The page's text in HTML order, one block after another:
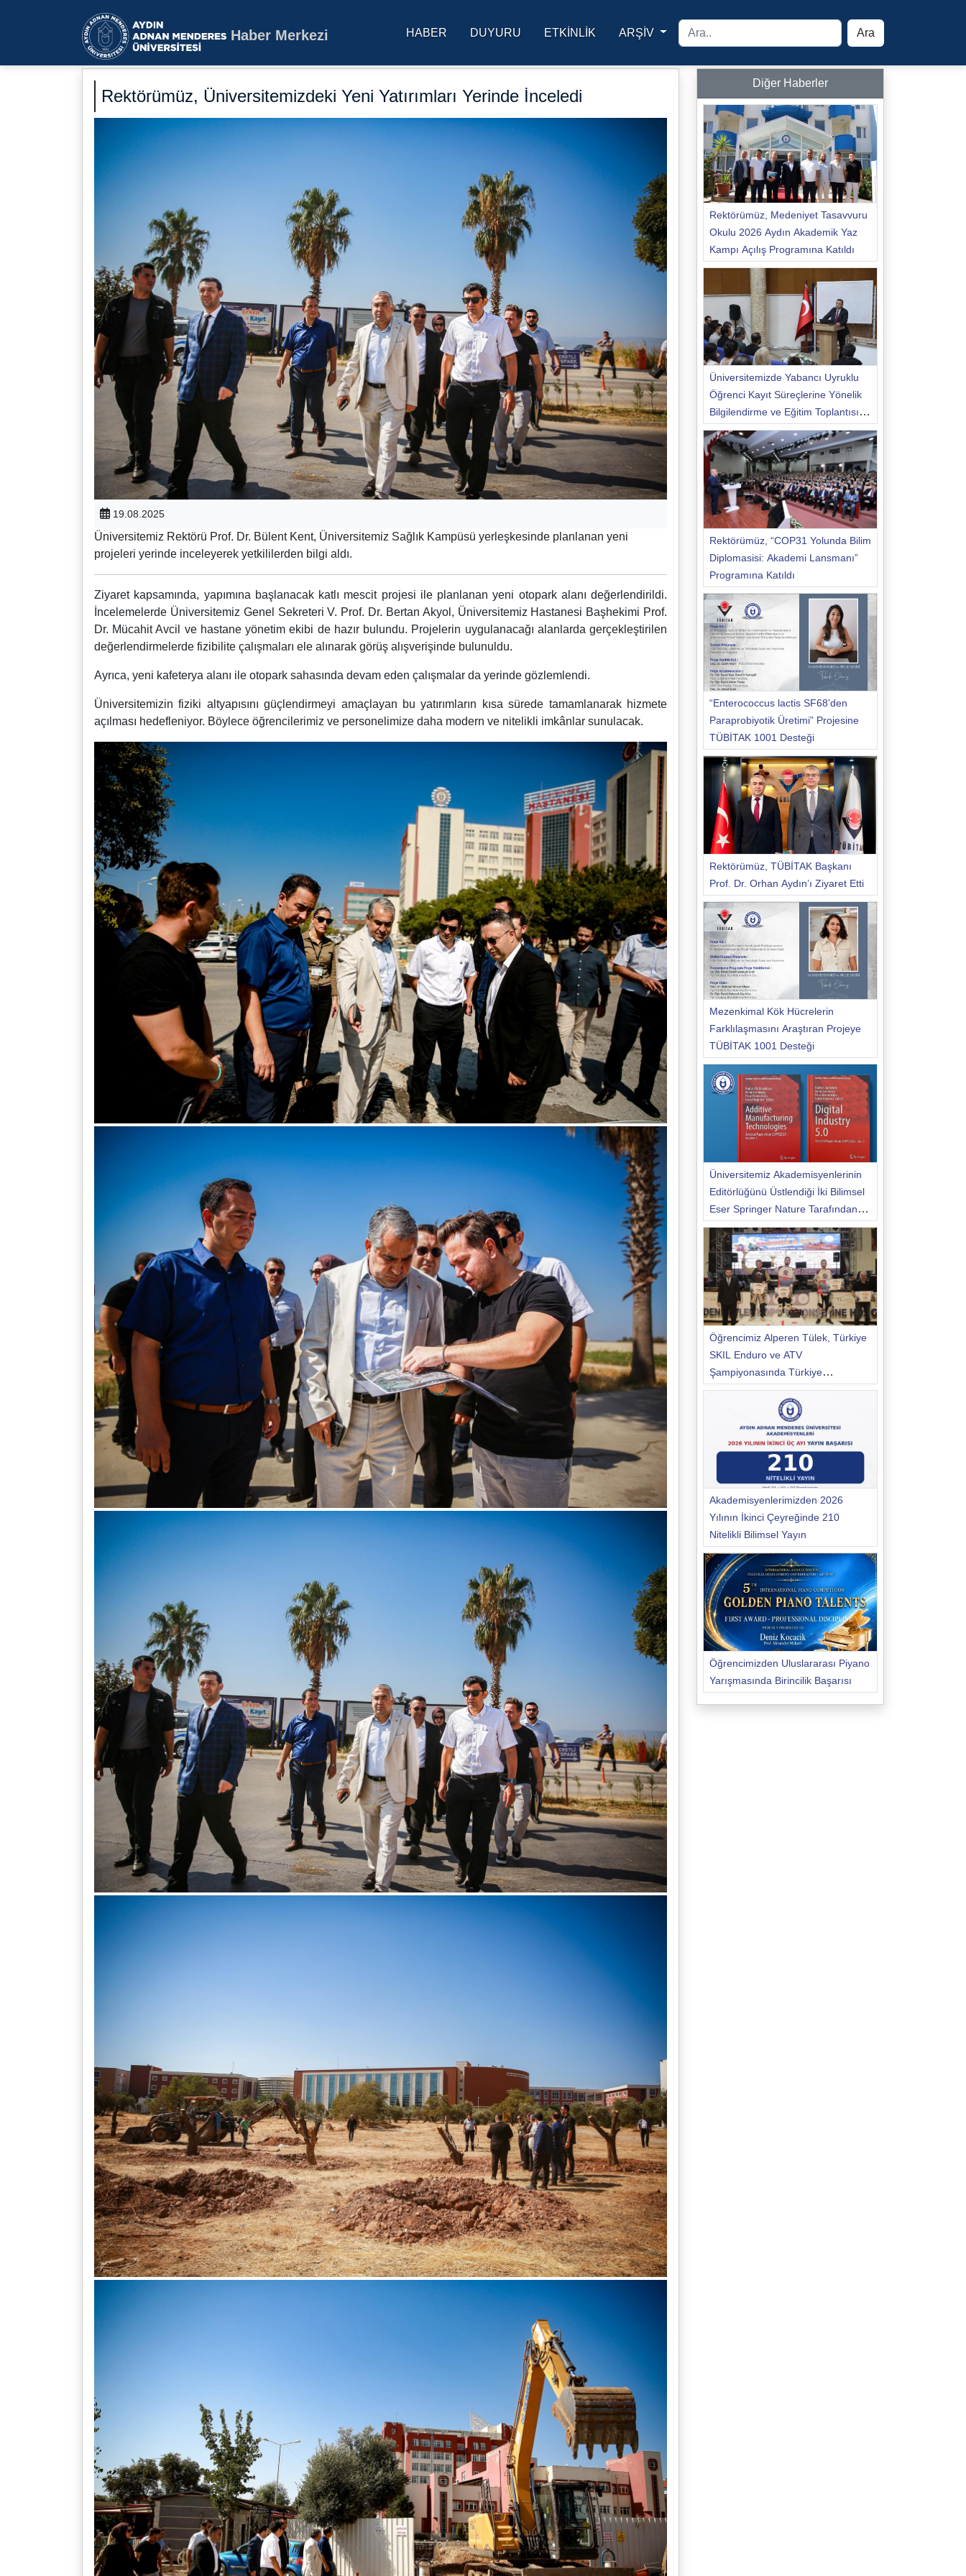
Aydın Adnan Menderes Üniversitesi Ana Sayfa
Haber Merkezi HABER DUYURU ETKINLIK ARŞİV Ara
Rektörümüz, Üniversitemizdeki Yeni Yatırımları Yerinde İnceledi
19.08.2025
Üniversitemiz Rektörü Prof. Dr. Bülent Kent, Üniversitemiz Sağlık Kampüsü yerleşkesinde planlanan yeni
projeleri yerinde inceleyerek yetkililerden bilgi aldı.
Ziyaret kapsamında, yapımına başlanacak katlı mescit projesi ile planlanan yeni otopark alanı değerlendirildi.
İncelemelerde Üniversitemiz Genel Sekreteri V. Prof. Dr. Bertan Akyol, Üniversitemiz Hastanesi Başhekimi Prof.
Dr. Mücahit Avcil ve hastane yönetim ekibi de hazır bulundu. Projelerin uygulanacağı alanlarda gerçekleştirilen
değerlendirmelerde fizibilite çalışmaları ele alınarak görüş alışverişinde bulunuldu.
Ayrıca, yeni kafeterya alanı ile otopark sahasında devam eden çalışmalar da yerinde gözlemlendi.
Üniversitemizin fiziki altyapısını güçlendirmeyi amaçlayan bu yatırımların kısa sürede tamamlanarak hizmete
açılması hedefleniyor. Böylece öğrencilerimiz ve personelimize daha modern ve nitelikli imkânlar sunulacak.
Diğer Haberler
Rektörümüz, Medeniyet Tasavvuru
Okulu 2026 Aydın Akademik Yaz
Kampı Açılış Programına Katıldı
Üniversitemizde Yabancı Uyruklu
Öğrenci Kayıt Süreçlerine Yönelik
Bilgilendirme ve Eğitim Toplantısı
Düzenlendi
Rektörümüz, “COP31 Yolunda Bilim
Diplomasisi: Akademi Lansmanı”
Programına Katıldı
“Enterococcus lactis SF68’den
Paraprobiyotik Üretimi” Projesine
TÜBİTAK 1001 Desteği
Rektörümüz, TÜBİTAK Başkanı
Prof. Dr. Orhan Aydın’ı Ziyaret Etti
Mezenkimal Kök Hücrelerin
Farklılaşmasını Araştıran Projeye
TÜBİTAK 1001 Desteği
Üniversitemiz Akademisyenlerinin
Editörlüğünü Üstlendiği İki Bilimsel
Eser Springer Nature Tarafından
Yayımlandı
Öğrencimiz Alperen Tülek, Türkiye
SKIL Enduro ve ATV
Şampiyonasında Türkiye
Şampiyonu Oldu
Akademisyenlerimizden 2026
Yılının İkinci Çeyreğinde 210
Nitelikli Bilimsel Yayın
Öğrencimizden Uluslararası Piyano
Yarışmasında Birincilik Başarısı